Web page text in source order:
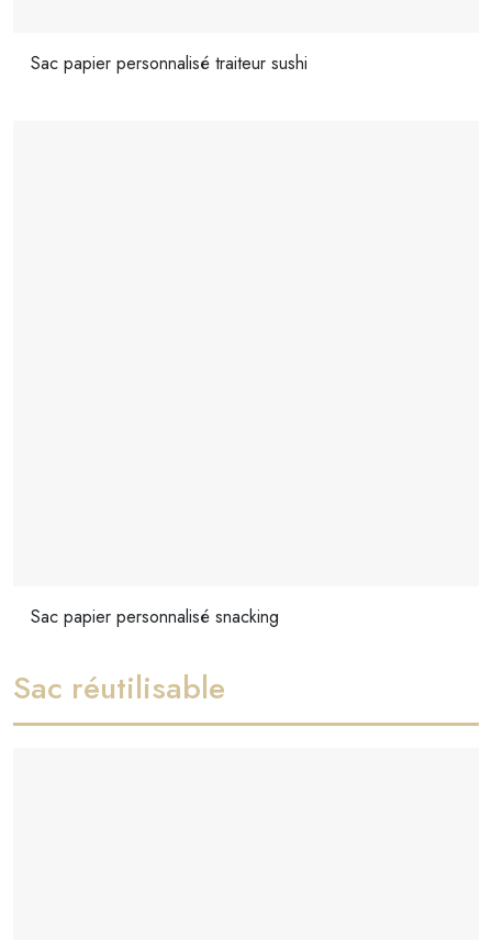
Sac papier personnalisé traiteur sushi
Sac papier personnalisé snacking
Sac réutilisable